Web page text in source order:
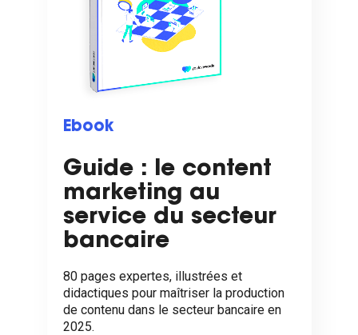
Ebook
Guide : le content
marketing au
service du secteur
bancaire
80 pages expertes, illustrées et
didactiques pour maîtriser la production
de contenu dans le secteur bancaire en
2025.